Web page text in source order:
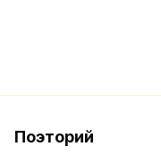
Поэторий